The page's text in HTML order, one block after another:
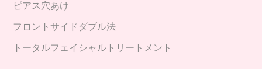
ピアス穴あけ
フロントサイドダブル法
トータルフェイシャルトリートメント